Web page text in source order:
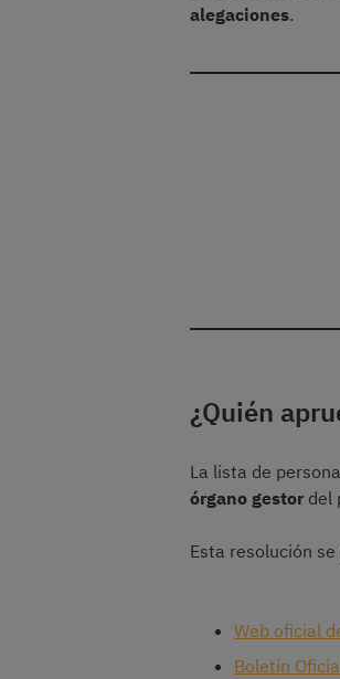
alegaciones.
¿Quién
La lista de
órgano gestor del
Esta resolución se
Web oficial
Boletín